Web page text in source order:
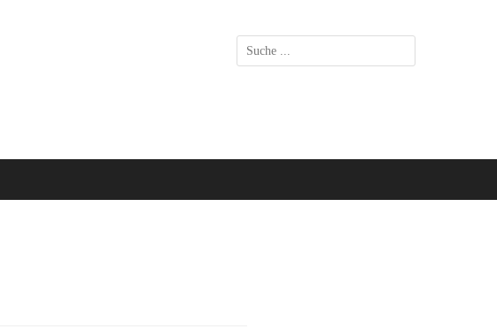
Suchen
nach: